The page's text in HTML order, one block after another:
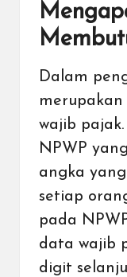
Dalam
wajib
NPWP
angka
setiap
pada
data wajib
digit